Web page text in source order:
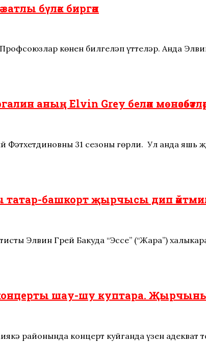
бүләк биргән
көнен билгеләп үттеләр. Анда
аның Elvin Grey белән
31 сезоны гөрли. Ул анда яшь
татар-башкорт җырчысы дип
Элвин Грей Бакуда “Эссе” (“Жара”)
шау-шу куптара. Җырчыны
районында концерт куйганда үзен адекват